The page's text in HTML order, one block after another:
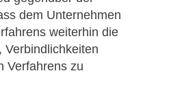
dem Unternehmen
weiterhin die
Verbindlichkeiten
Verfahrens zu